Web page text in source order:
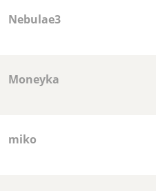
Nebulae3
Moneyka
miko